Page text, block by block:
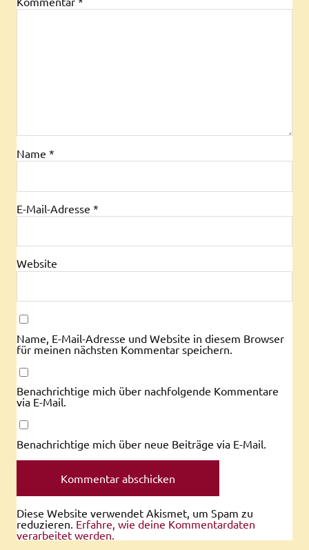
Name *
E-Mail-Adresse *
Website
Name, E-Mail-Adresse und Website in diesem Browser
für meinen nächsten Kommentar speichern.
Benachrichtige mich über nachfolgende Kommentare
via E-Mail.
Benachrichtige mich über neue Beiträge via E-Mail.
Diese Website verwendet Akismet, um Spam zu
reduzieren. Erfahre, wie deine Kommentardaten
verarbeitet werden.